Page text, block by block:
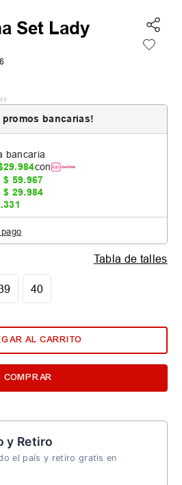
Set Lady
69
bancarias!
bancaria
29.984con
$ 59.967
$ 29.984
.331
40
Tabla de talles
AL CARRITO
COMPRAR
y Retiro
el país y retiro gratis en